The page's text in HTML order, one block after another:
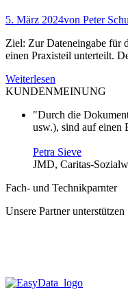
5. März 2024von Peter
Ziel: Zur Dateneingabe für
einen Praxisteil unterteilt.
Weiterlesen
KUNDENMEINUNG
"Durch die
usw.), sind auf einen
Petra Sieve
JMD, Caritas-
Fach- und Technikparnter
Unsere Partner